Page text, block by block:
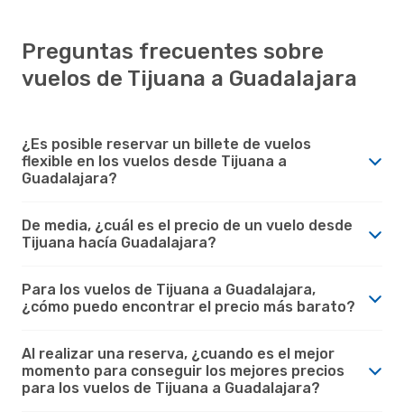
Preguntas frecuentes sobre
vuelos de Tijuana a Guadalajara
¿Es posible reservar un billete de vuelos
flexible en los vuelos desde Tijuana a
Guadalajara?
De media, ¿cuál es el precio de un vuelo desde
Tijuana hacía Guadalajara?
Para los vuelos de Tijuana a Guadalajara,
¿cómo puedo encontrar el precio más barato?
Al realizar una reserva, ¿cuando es el mejor
momento para conseguir los mejores precios
para los vuelos de Tijuana a Guadalajara?